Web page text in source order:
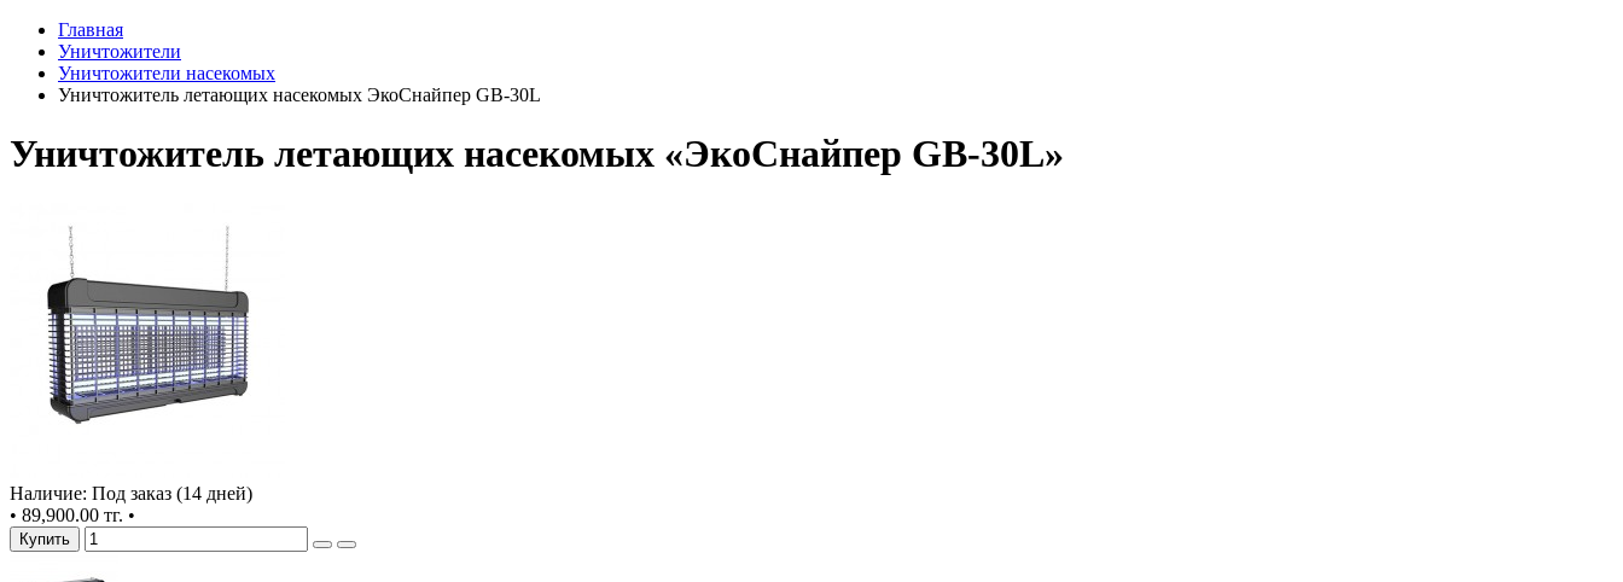
Главная
Уничтожители
Уничтожители насекомых
Уничтожитель летающих насекомых ЭкоСнайпер GB-30L
Уничтожитель летающих насекомых «ЭкоСнайпер GB-30L»
Наличие: Под заказ (14 дней)
• 89,900.00 тг. •
Купить